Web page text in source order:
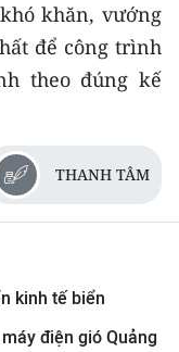
khăn, vướng
để công trình
theo đúng kế
THANH TÂM
kinh tế biển
điện gió Quảng